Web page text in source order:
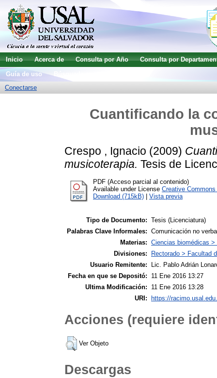
Inicio Acerca de Consulta por Año
Consulta por
Guía de uso
Conectarse
Cuantificando la
Crespo , Ignacio (2009)
musicoterapia. Tesis de
PDF (Acceso parcial al contenido)
Available under License Creative
Download (715kB)
Vista previa
Tipo de Documento: Tesis (Licenciatura)
Palabras Clave Informales: Comunicación no
Materias: Ciencias biomédicas
Divisiones:
Rectorado > Facultad
Usuario Remitente:
Lic. Pablo Adrián
Fecha en que se Depositó:
11 Ene 2016 13:27
Ultima Modificación:
11 Ene 2016 13:28
URI:
https://
Acciones (requiere
Ver Objeto
Descargas